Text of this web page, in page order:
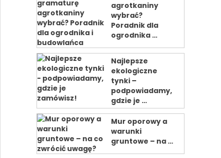
agrotkaniny
wybrać?
Poradnik dla
ogrodnika …
Najlepsze
ekologiczne
tynki –
podpowiadamy,
gdzie je …
Mur oporowy a
warunki
gruntowe – na …